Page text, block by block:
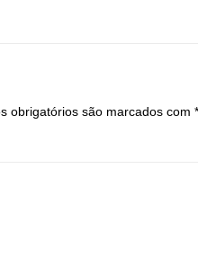
obrigatórios são marcados com *